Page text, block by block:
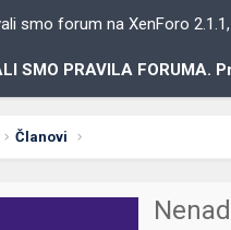
smo forum na XenForo
SMO PRAVILA
Članovi